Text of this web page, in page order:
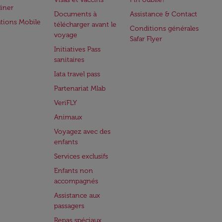
Mobile
Documents à
télécharger avant le
voyage
Initiatives Pass
sanitaires
Iata travel pass
Partenariat Mlab
VeriFLY
Animaux
Voyagez avec des
enfants
Services exclusifs
Enfants non
accompagnés
Assistance aux
passagers
Repas spéciaux
Assistance & Contact
Conditions générales
Safar Flyer